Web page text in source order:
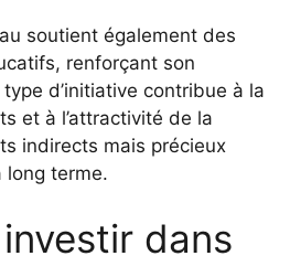
soutient également des
renforçant son
d’initiative contribue à la
et à l’attractivité de la
indirects mais précieux
long terme.
dans